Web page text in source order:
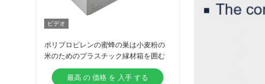
ビデオ
ポリプロピレンの蜜蜂の巣は小麦粉の
米のためのプラスチック縁材箱を囲む
最高 の 価格 を 入手 する